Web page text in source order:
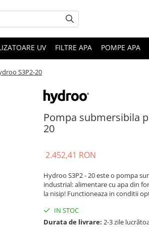
UV FILTRE APA POMPE APA
S3P2-20
Pompa submersibila
20
2.452,41 RON
Hydroo S3P2 - 20 este o pompa
industrial: alimentare cu apa din
la nisip! Functioneaza in conditii
IN STOC
Durata de livrare: 2-3 zile